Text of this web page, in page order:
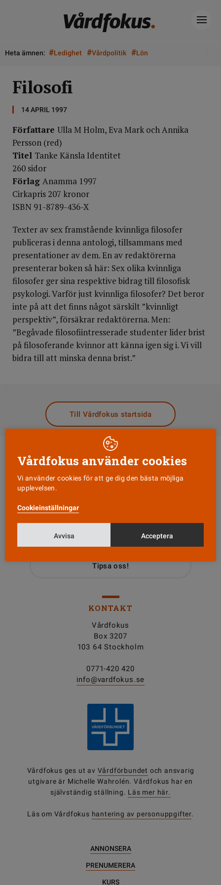
Heta ämnen: #Ledighet #Vårdpolitik #Lön
Filosofi
14 APRIL 1997
Författare Ulla M Holm, Eva Mark och Annika
Persson (red)
Titel Tanke Känsla Identitet
260 sidor
Förlag Anamma 1997
Cirkapris 207 kronor
ISBN 91-8789-436-X
Texter av sex framstående kvinnliga filosofer
publiceras i denna antologi, tillsammans med
presentationer av dem. En av redaktörerna
presenterar boken så här: Sex olika kvinnliga
filosofer ger sina respektive bidrag till filosofisk
psykologi. Varför just kvinnliga filosofer? Det beror
inte på att det finns något särskilt ”kvinnligt
perspektiv”, försäkrar redaktörerna. Men:
”Begåvade filosofiintresserade studenter lider brist
på filosoferande kvinnor att känna igen sig i. Vi vill
bidra till att minska denna brist.”
Till Vårdfokus startsida
Läs senaste numret
Tipsa oss!
KONTAKT
Vårdfokus
Box 3207
103 64 Stockholm
0771-420 420
info@vardfokus.se
Vårdfokus ges ut av Vårdförbundet och ansvarig
utgivare är Michelle Wahrolén. Vårdfokus har en
självständig ställning. Läs mer här.
Läs om Vårdfokus hantering av personuppgifter.
ANNONSERA
PRENUMERERA
KURS
Vårdfokus använder cookies
Vi använder cookies för att ge dig den bästa möjliga
upplevelsen.
Cookieinställningar
Avvisa Acceptera